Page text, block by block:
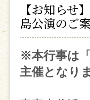
【お知らせ
島公演のご
※本行事は
主催となり